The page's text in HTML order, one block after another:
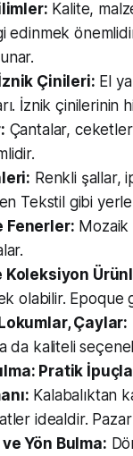
Kalite,
edinmek
Çinileri: El
İznik çinilerinin
Çantalar,
Renkli şallar,
Tekstil gibi
Fenerler: Mozaik
olabilir.
Çaylar:
da kaliteli
Pratik
Kalabalıktan
idealdir. Pazar
Yön Bulma: